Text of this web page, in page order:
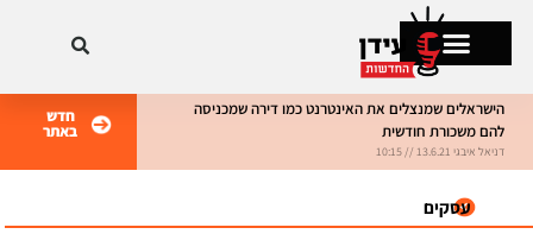
הישראלים שמנצלים את האינטרנט כמו דירה שמכניסה
להם משכורת חודשית
דניאל איבגי 13.6.21 // 10:15
מתקרחים בישראל
חדש
באתר
עסקים